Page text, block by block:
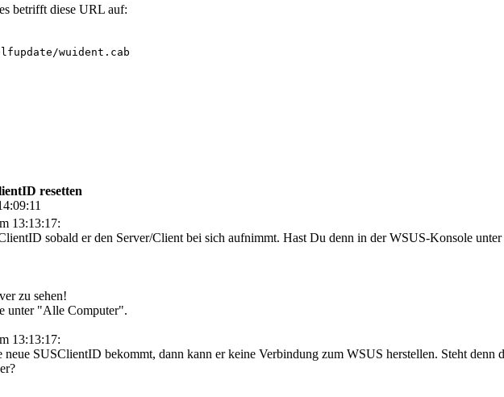
betrifft diese URL auf:
wuident.cab
resetten
13:13:17:
sobald er den Server/Client bei sich aufnimmt. Hast Du denn in der WSUS-Konsole unter
zu sehen!
unter "Alle Computer".
13:13:17:
neue SUSClientID bekommt, dann kann er keine Verbindung zum WSUS herstellen. Steht denn